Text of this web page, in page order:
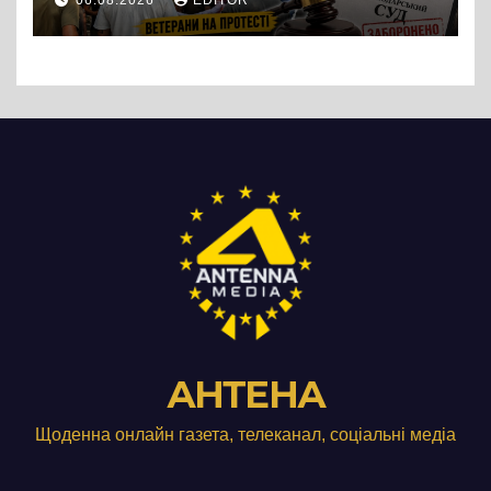
підприємства ТОВ «Омега
Три», що займається
АНТЕНА
Щоденна онлайн газета, телеканал, соціальні медіа